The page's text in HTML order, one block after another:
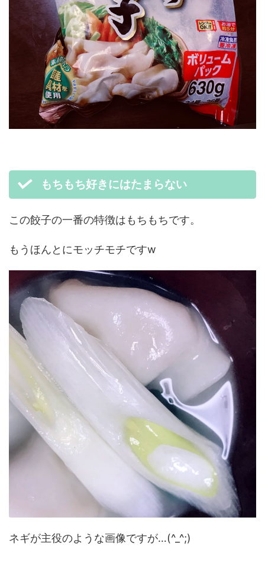
もちもち好きにはたまらない
この餃子の一番の特徴はもちもちです。
もうほんとにモッチモチですw
ネギが主役のような画像ですが…(^_^;)